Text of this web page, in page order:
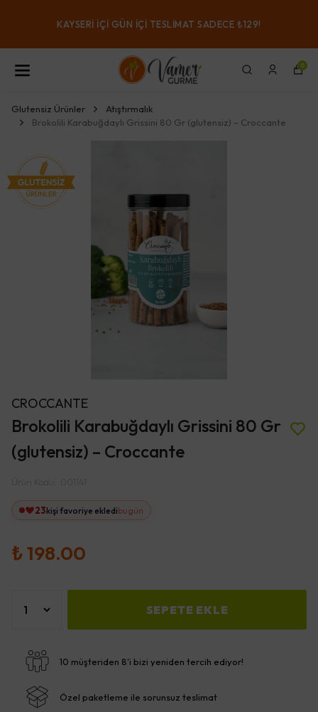
KAYSERI IÇI GÜN IÇI TESLIMAT SADECE ₺129!
0
Glutensiz Ürünler
Atıştırmalık
Brokolili Karabuğdaylı Grissini 80 Gr (glutensiz) – Croccante
CROCCANTE
Brokolili Karabuğdaylı Grissini 80 Gr
(glutensiz) – Croccante
Ürün Kodu : 001141
23kişi favoriye ekledibugün
₺ 198.00
SEPETE EKLE
10 müşteriden 8'i bizi yeniden tercih ediyor!
Özel paketleme ile sorunsuz teslimat